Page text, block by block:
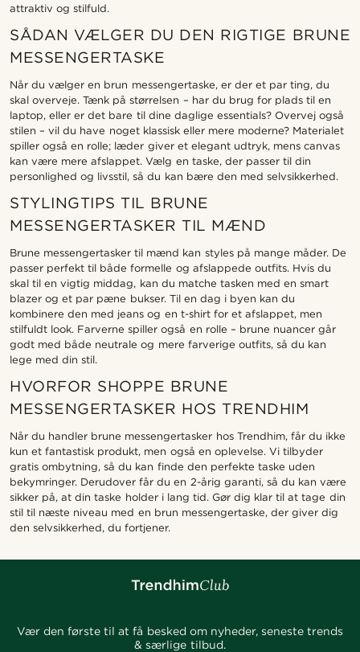
attraktiv og stilfuld.
SÅDAN VÆLGER DU DEN RIGTIGE BRUNE
MESSENGERTASKE
Når du vælger en brun messengertaske, er der et par ting, du
skal overveje. Tænk på størrelsen – har du brug for plads til en
laptop, eller er det bare til dine daglige essentials? Overvej også
stilen – vil du have noget klassisk eller mere moderne? Materialet
spiller også en rolle; læder giver et elegant udtryk, mens canvas
kan være mere afslappet. Vælg en taske, der passer til din
personlighed og livsstil, så du kan bære den med selvsikkerhed.
STYLINGTIPS TIL BRUNE
MESSENGERTASKER TIL MÆND
Brune messengertasker til mænd kan styles på mange måder. De
passer perfekt til både formelle og afslappede outfits. Hvis du
skal til en vigtig middag, kan du matche tasken med en smart
blazer og et par pæne bukser. Til en dag i byen kan du
kombinere den med jeans og en t-shirt for et afslappet, men
stilfuldt look. Farverne spiller også en rolle – brune nuancer går
godt med både neutrale og mere farverige outfits, så du kan
lege med din stil.
HVORFOR SHOPPE BRUNE
MESSENGERTASKER HOS TRENDHIM
Når du handler brune messengertasker hos Trendhim, får du ikke
kun et fantastisk produkt, men også en oplevelse. Vi tilbyder
gratis ombytning, så du kan finde den perfekte taske uden
bekymringer. Derudover får du en 2-årig garanti, så du kan være
sikker på, at din taske holder i lang tid. Gør dig klar til at tage din
stil til næste niveau med en brun messengertaske, der giver dig
den selvsikkerhed, du fortjener.
Vær den første til at få besked om nyheder, seneste trends
& særlige tilbud.